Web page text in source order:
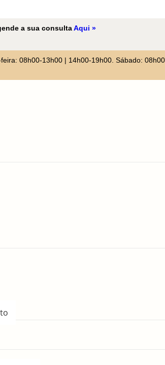
a sua consultaAqui »
08h00-13h00 | 14h00-19h00. Sábado: